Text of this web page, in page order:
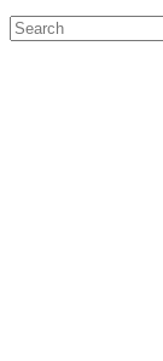
Search
for: